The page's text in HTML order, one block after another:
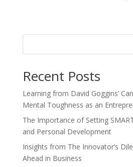
Recent Posts
Learning from David Goggins’
Mental Toughness as an
The Importance of Setting
and Personal Development
Insights from The Innovator’s
Ahead in Business